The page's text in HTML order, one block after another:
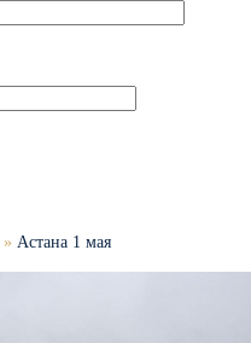
» Астана 1 мая